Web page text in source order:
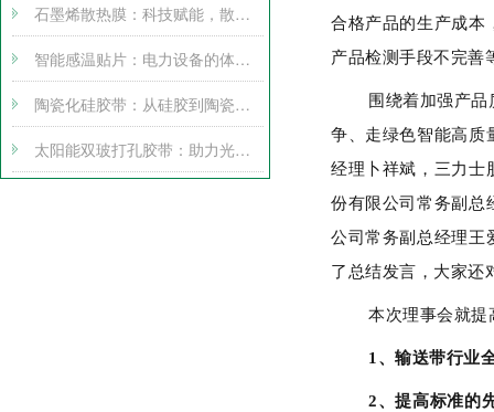
石墨烯散热膜：科技赋能，散热无忧
智能感温贴片：电力设备的体温计
陶瓷化硅胶带：从硅胶到陶瓷的跨界变身
太阳能双玻打孔胶带：助力光伏产业腾飞
合格产品的生产成本
产品检测手段不完善
围绕着加强产
争、走绿色智能高质
经理卜祥斌，三力士
份有限公司常务副总
公司常务副总经理王
了总结发言，大家还
本次理事会就提
1、输送带行业
2、提高标准的